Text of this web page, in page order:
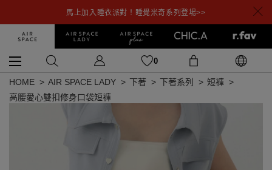
馬上加入睡衣派對！睡覺米奇系列登場>>
0
HOME AIR SPACE LADY 下著 下著系列
短褲
高腰愛心雙扣修身口袋短褲